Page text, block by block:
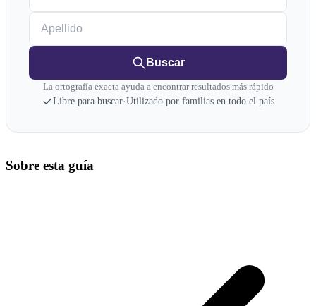
Buscar
La ortografía exacta ayuda a encontrar resultados más rápido
Libre para buscar·Utilizado por familias en todo el país
Sobre esta guía